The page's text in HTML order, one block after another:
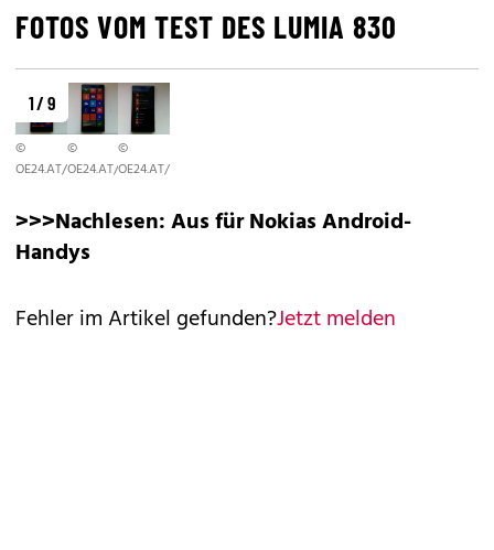
FOTOS VOM TEST DES LUMIA 830
1 / 9
©
OE24.AT/DIGITAL
©
OE24.AT/DIGITAL
©
OE24.AT/DIGITAL
>>>Nachlesen:Aus für Nokias Android-
Handys
Fehler im Artikel gefunden?Jetzt melden